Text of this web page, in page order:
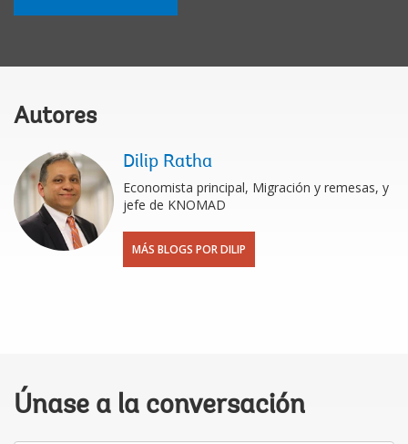
Autores
Dilip Ratha
Economista principal, Migración y remesas, y
jefe de KNOMAD
MÁS BLOGS POR DILIP
Únase a la conversación